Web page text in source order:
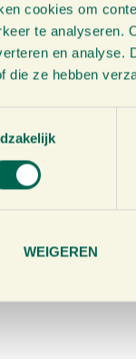
cookies om
te analyseren.
en analyse.
die ze hebben
WEIGEREN
puur en intens
na het dagelijks